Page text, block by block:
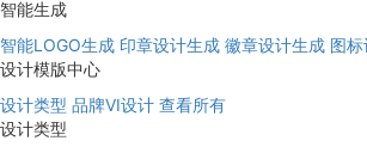
智能生成
智能LOGO生成 印章设计生成 徽章设计生成 图
设计模版中心
设计类型 品牌VI设计 查看所有
设计类型